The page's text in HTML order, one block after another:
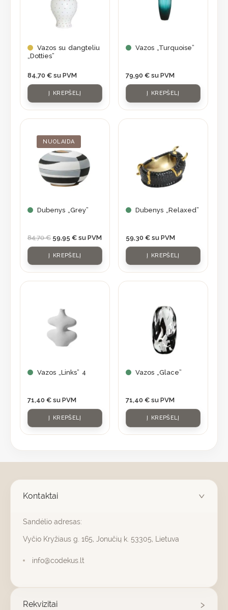
Vazos su dangteliu
„Dotties”
84,70 € su PVM
Į KREPŠELĮ
Vazos „Turquoise”
79,90 € su PVM
Į KREPŠELĮ
NUOLAIDA
Dubenys „Grey”
84,70€
was:
84,70 €.
59,95 €
is:
su PVM
Į KREPŠELĮ
Dubenys „Relaxed”
59,30 € su PVM
Į KREPŠELĮ
Vazos „Links” 4
71,40 € su PVM
Į KREPŠELĮ
Vazos „Glace”
71,40 € su PVM
Į KREPŠELĮ
Kontaktai
Sandėlio adresas:
Vyčio Kryžiaus g. 165, Jonučių k. 53305, Lietuva
info@codekus.lt
Rekvizitai